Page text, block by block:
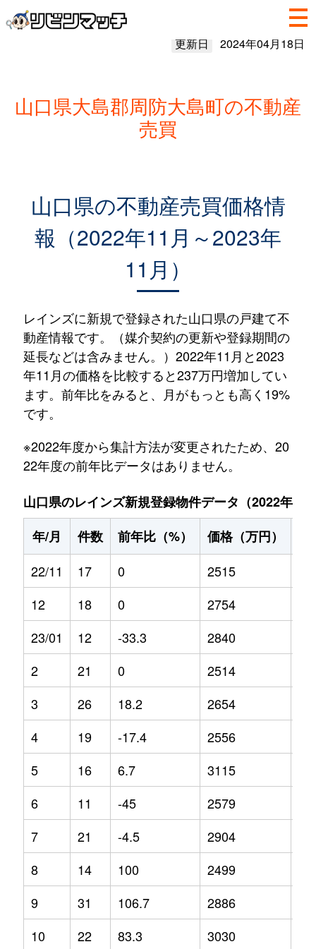
更新日 2024年04月18日
山口県大島郡周防大島町の不動産
売買
山口県の不動産売買価格情
報（2022年11月～2023年
11月）
レインズに新規で登録された山口県の戸建て不
動産情報です。（媒介契約の更新や登録期間の
延長などは含みません。）2022年11月と2023
年11月の価格を比較すると237万円増加してい
ます。前年比をみると、月がもっとも高く19%
です。
※2022年度から集計方法が変更されたため、20
22年度の前年比データはありません。
山口県のレインズ新規登録物件データ（2022年11
年/月
件数 前年比（%） 価格（万円）
22/11
17 0 2515
12
18 0 2754
23/01
12 -33.3 2840
2
21 0 2514
3
26 18.2 2654
4
19 -17.4 2556
5
16 6.7 3115
6
11 -45 2579
7
21 -4.5 2904
8
14 100 2499
9
31 106.7 2886
10
22 83.3 3030